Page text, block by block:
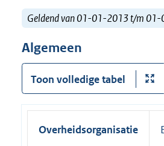
Geldend van 01-01-2013 t/m
Algemeen
Toon volledige tabel
Overheidsorganisatie